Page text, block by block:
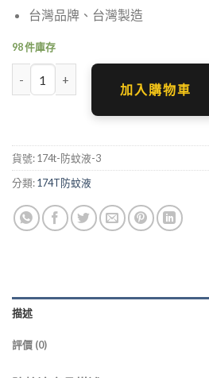
台灣品牌、台灣製造
98 件庫存
【174T】派卡瑞丁(Picaridin)20% 防蚊
加入購物車
貨號:174t-防蚊液-3
分類:174T防蚊液
描述
評價 (0)